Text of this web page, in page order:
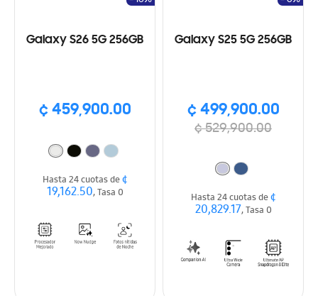
Galaxy S26 5G 256GB
¢ 459,900.00
Hasta 24 cuotas de¢
19,162.50, Tasa 0
Galaxy S25 5G 256GB
¢ 499,900.00
¢ 529,900.00
Hasta 24 cuotas de¢
20,829.17, Tasa 0